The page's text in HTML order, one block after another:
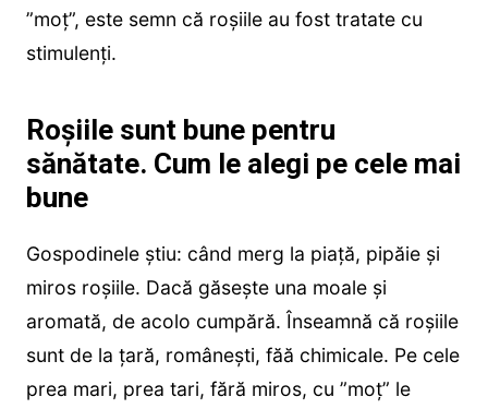
”moț”, este semn că roșiile au fost tratate cu
stimulenți.
Roșiile sunt bune pentru
sănătate. Cum le alegi pe cele mai
bune
Gospodinele știu: când merg la piață, pipăie și
miros roșiile. Dacă găsește una moale și
aromată, de acolo cumpără. Înseamnă că roșiile
sunt de la țară, românești, făă chimicale. Pe cele
prea mari, prea tari, fără miros, cu ”moț” le